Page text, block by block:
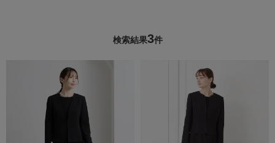
検索結果3件